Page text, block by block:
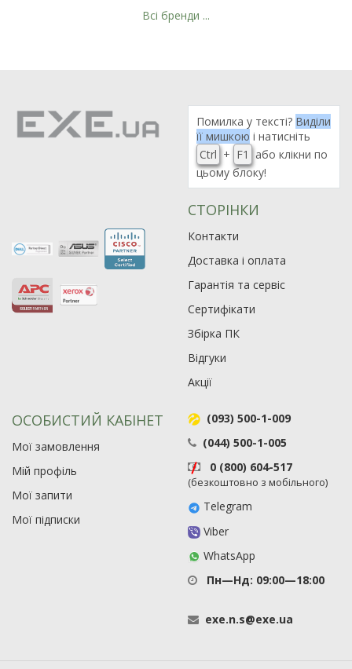
90
Всі бренди ...
Помилка у тексті? Виділи
її мишкою і натисніть
Ctrl + F1
або клікни по
цьому блоку!
СТОРІНКИ
Контакти
Доставка і оплата
Гарантія та сервіс
Сертифікати
Збірка ПК
Відгуки
Акції
ОСОБИСТИЙ КАБІНЕТ
Мої замовлення
Мій профіль
Мої запити
Мої підписки
(093) 500-1-009
(044) 500-1-005
0 (800) 604-517
(безкоштовно з мобільного)
Telegram
Viber
WhatsApp
Пн—Нд: 09:00—18:00
exe.n.s@exe.ua